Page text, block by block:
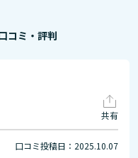
コミ・評判
共有
口コミ投稿日：2025.10.07